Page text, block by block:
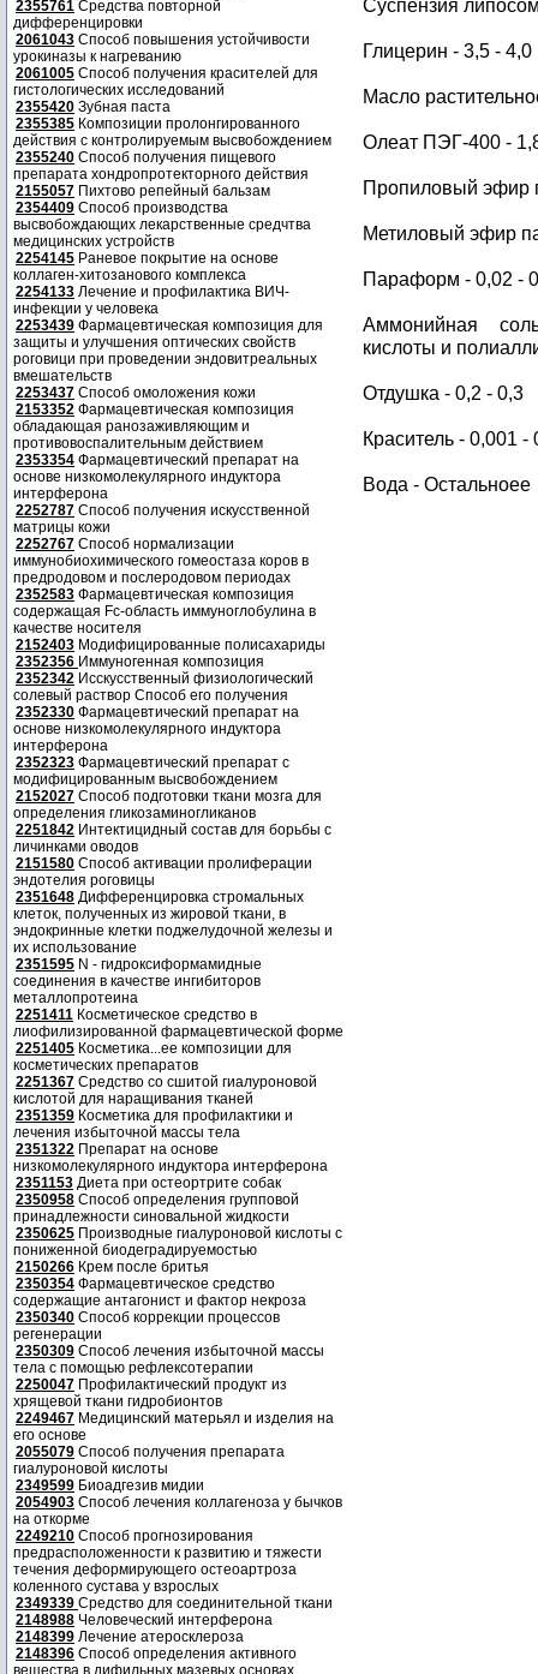
2355761 Средства повторной
дифференцировки
2061043 Способ повышения устойчивости
урокиназы к нагреванию
2061005 Способ получения красителей для
гистологических исследований
2355420 Зубная паста
2355385 Композиции пролонгированного
действия с контролируемым высвобождением
2355240 Способ получения пищевого
препарата хондропротекторного действия
2155057 Пихтово репейный бальзам
2354409 Способ производства
высвобождающих лекарственные средчтва
медицинских устройств
2254145 Раневое покрытие на основе
коллаген-хитозанового комплекса
2254133 Лечение и профилактика ВИЧ-
инфекции у человека
2253439 Фармацевтическая композиция для
защиты и улучшения оптических свойств
роговици при проведении эндовитреальных
вмешательств
2253437 Способ омоложения кожи
2153352 Фармацевтическая композиция
обладающая ранозаживляющим и
противовоспалительным действием
2353354 Фармацевтический препарат на
основе низкомолекулярного индуктора
интерферона
2252787 Способ получения искусственной
матрицы кожи
2252767 Способ нормализации
иммунобиохимического гомеостаза коров в
предродовом и послеродовом периодах
2352583 Фармацевтическая композиция
содержащая Fc-область иммуноглобулина в
качестве носителя
2152403 Модифицированные полисахариды
2352356 Иммуногенная композиция
2352342 Исскусственный физиологический
солевый раствор Способ его получения
2352330 Фармацевтический препарат на
основе низкомолекулярного индуктора
интерферона
2352323 Фармацевтический препарат с
модифицированным высвобождением
2152027 Способ подготовки ткани мозга для
определения гликозаминогликанов
2251842 Интектицидный состав для борьбы с
личинками оводов
2151580 Способ активации пролиферации
эндотелия роговицы
2351648 Дифференцировка стромальных
клеток, полученных из жировой ткани, в
эндокринные клетки поджелудочной железы и
их использование
2351595 N - гидроксиформамидные
соединения в качестве ингибиторов
металлопротеина
2251411 Косметическое средство в
лиофилизированной фармацевтической форме
2251405 Косметика...ее композиции для
косметических препаратов
2251367 Средство со сшитой гиалуроновой
кислотой для наращивания тканей
2351359 Косметика для профилактики и
лечения избыточной массы тела
2351322 Препарат на основе
низкомолекулярного индуктора интерферона
2351153 Диета при остеортрите собак
2350958 Способ определения групповой
принадлежности синовальной жидкости
2350625 Производные гиалуроновой кислоты с
пониженной биодеградируемостью
2150266 Крем после бритья
2350354 Фармацевтическое средство
содержащие антагонист и фактор некроза
2350340 Способ коррекции процессов
регенерации
2350309 Способ лечения избыточной массы
тела с помощью рефлексотерапии
2250047 Профилактический продукт из
хрящевой ткани гидробионтов
2249467 Медицинский матерьял и изделия на
его основе
2055079 Способ получения препарата
гиалуроновой кислоты
2349599 Биоадгезив мидии
2054903 Способ лечения коллагеноза у бычков
на откорме
2249210 Способ прогнозирования
предрасположенности к развитию и тяжести
течения деформирующего остеоартроза
коленного сустава у взрослых
2349339 Средство для соединительной ткани
2148988 Человеческий интерферона
2148399 Лечение атеросклероза
2148396 Способ определения активного
вещества в дифильных мазевых основах
Суспензия
Глицерин - 3,5 - 4,0
Масло
Олеат ПЭГ-400 -
Пропиловый эфир
Метиловый эфир
Параформ - 0,02 -
Аммонийная
кислоты и
Отдушка - 0,2 - 0,3
Краситель - 0,001 -
Вода - Остальноее